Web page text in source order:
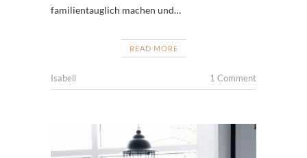
familientauglich machen und…
READ MORE
Isabell 1 Comment